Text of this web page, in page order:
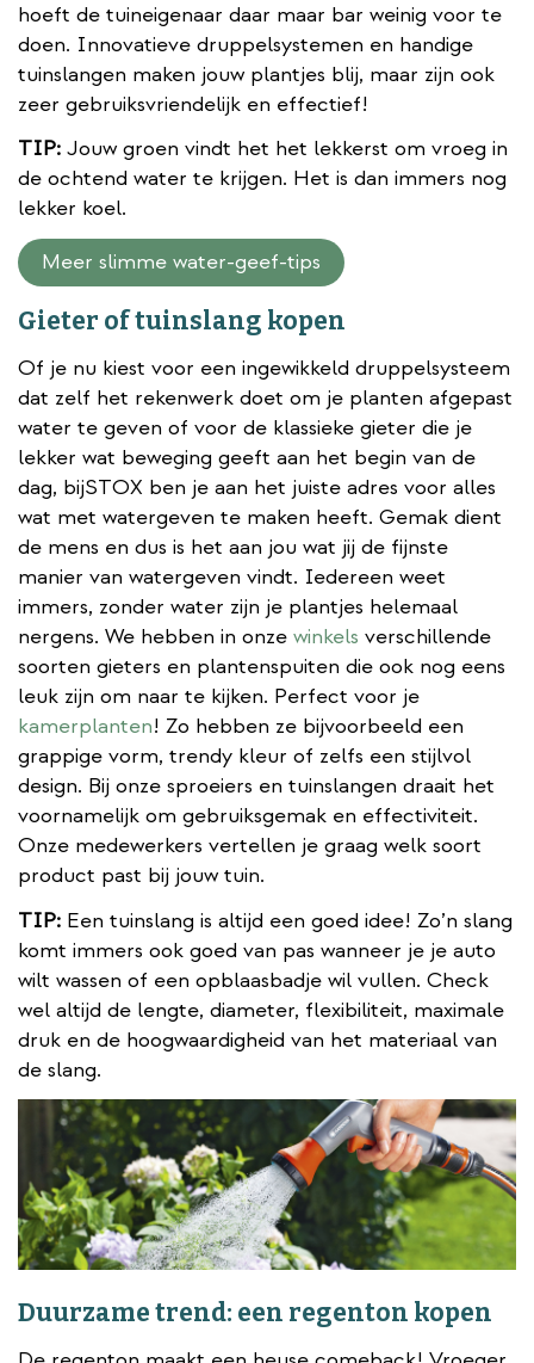
hoeft de tuineigenaar daar maar bar weinig voor te
doen. Innovatieve druppelsystemen en handige
tuinslangen maken jouw plantjes blij, maar zijn ook
zeer gebruiksvriendelijk en effectief!
TIP: Jouw groen vindt het het lekkerst om vroeg in
de ochtend water te krijgen. Het is dan immers nog
lekker koel.
Meer slimme water-geef-tips
Gieter of tuinslang kopen
Of je nu kiest voor een ingewikkeld druppelsysteem
dat zelf het rekenwerk doet om je planten afgepast
water te geven of voor de klassieke gieter die je
lekker wat beweging geeft aan het begin van de
dag, bijSTOX ben je aan het juiste adres voor alles
wat met watergeven te maken heeft. Gemak dient
de mens en dus is het aan jou wat jij de fijnste
manier van watergeven vindt. Iedereen weet
immers, zonder water zijn je plantjes helemaal
nergens. We hebben in onze winkels verschillende
soorten gieters en plantenspuiten die ook nog eens
leuk zijn om naar te kijken. Perfect voor je
kamerplanten! Zo hebben ze bijvoorbeeld een
grappige vorm, trendy kleur of zelfs een stijlvol
design. Bij onze sproeiers en tuinslangen draait het
voornamelijk om gebruiksgemak en effectiviteit.
Onze medewerkers vertellen je graag welk soort
product past bij jouw tuin.
TIP: Een tuinslang is altijd een goed idee! Zo’n slang
komt immers ook goed van pas wanneer je je auto
wilt wassen of een opblaasbadje wil vullen. Check
wel altijd de lengte, diameter, flexibiliteit, maximale
druk en de hoogwaardigheid van het materiaal van
de slang.
Duurzame trend: een regenton kopen